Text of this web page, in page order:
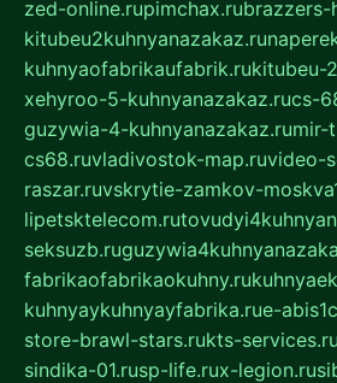
zed-online.rupimchax.rubrazzers-
kitubeu2kuhnyanazakaz.ru
kuhnyaofabrikaufabrik.rukitubeu-
xehyroo-5-kuhnyanazakaz.rucs-
guzywia-4-kuhnyanazakaz.rumir-
cs68.ruvladivostok-map.ruvideo-
raszar.ruvskrytie-zamkov-
lipetsktelecom.ru
seksuzb.ru
fabrikaofabrikaokuhny.ru
kuhnyaykuhnyayfabrika.rue-
store-brawl-stars.rukts-services.ru
sindika-01.rusp-life.rux-legion.ru